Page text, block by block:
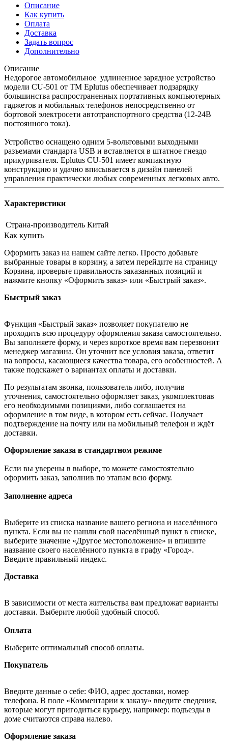
Описание
Как купить
Оплата
Доставка
Задать вопрос
Дополнительно
Описание
Недорогое автомобильное удлиненное зарядное устройство
модели CU-501 от ТМ Eplutus обеспечивает подзарядку
большинства распространенных портативных компьютерных
гаджетов и мобильных телефонов непосредственно от
бортовой электросети автотранспортного средства (12-24В
постоянного тока).
Устройство оснащено одним 5-вольтовыми выходными
разъемами стандарта USB и вставляется в штатное гнездо
прикуривателя. Eplutus CU-501 имеет компактную
конструкцию и удачно вписывается в дизайн панелей
управления практически любых современных легковых авто.
Характеристики
Страна-производитель Китай
Как купить
Оформить заказ на нашем сайте легко. Просто добавьте
выбранные товары в корзину, а затем перейдите на страницу
Корзина, проверьте правильность заказанных позиций и
нажмите кнопку «Оформить заказ» или «Быстрый заказ».
Быстрый заказ
Функция «Быстрый заказ» позволяет покупателю не
проходить всю процедуру оформления заказа самостоятельно.
Вы заполняете форму, и через короткое время вам перезвонит
менеджер магазина. Он уточнит все условия заказа, ответит
на вопросы, касающиеся качества товара, его особенностей. А
также подскажет о вариантах оплаты и доставки.
По результатам звонка, пользователь либо, получив
уточнения, самостоятельно оформляет заказ, укомплектовав
его необходимыми позициями, либо соглашается на
оформление в том виде, в котором есть сейчас. Получает
подтверждение на почту или на мобильный телефон и ждёт
доставки.
Оформление заказа в стандартном режиме
Если вы уверены в выборе, то можете самостоятельно
оформить заказ, заполнив по этапам всю форму.
Заполнение адреса
Выберите из списка название вашего региона и населённого
пункта. Если вы не нашли свой населённый пункт в списке,
выберите значение «Другое местоположение» и впишите
название своего населённого пункта в графу «Город».
Введите правильный индекс.
Доставка
В зависимости от места жительства вам предложат варианты
доставки. Выберите любой удобный способ.
Оплата
Выберите оптимальный способ оплаты.
Покупатель
Введите данные о себе: ФИО, адрес доставки, номер
телефона. В поле «Комментарии к заказу» введите сведения,
которые могут пригодиться курьеру, например: подъезды в
доме считаются справа налево.
Оформление заказа